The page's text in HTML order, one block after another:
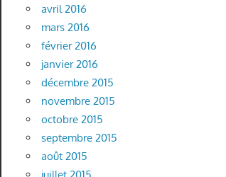
avril 2016
mars 2016
février 2016
janvier 2016
décembre 2015
novembre 2015
octobre 2015
septembre 2015
août 2015